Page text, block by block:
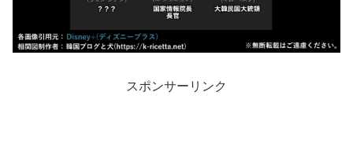
スポンサーリンク